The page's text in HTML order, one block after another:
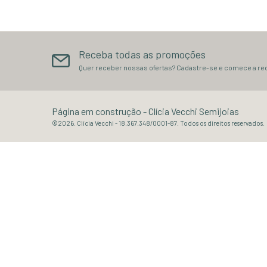
Receba todas as promoções
Quer receber nossas ofertas? Cadastre-se e comece a
Página em construção - Clícia Vecchi Semijoias
©2026. Clícia Vecchi - 18.367.348/0001-87. Todos os direitos reservados.